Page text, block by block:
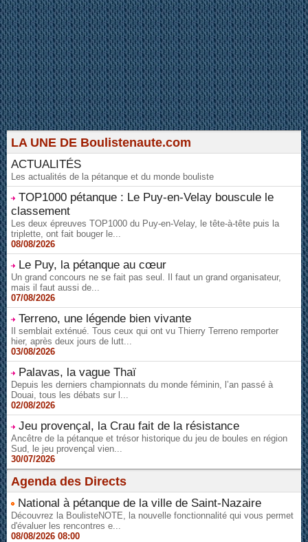
LA UNE DE Boulistenaute.com
ACTUALITÉS
Les actualités de la pétanque et du monde bouliste
TOP1000 pétanque : Le Puy-en-Velay bouscule le
classement
Les deux épreuves TOP1000 du Puy-en-Velay, le tête-à-tête puis la
triplette, ont fait bouger le...
08/08/2026
Le Puy, la pétanque au cœur
Un grand concours ne se fait pas seul. Il faut un grand organisateur,
mais il faut aussi de...
07/08/2026
Terreno, une légende bien vivante
Il semblait exténué. Tous ceux qui ont vu Thierry Terreno remporter
hier, après deux jours de lutt...
03/08/2026
Palavas, la vague Thaï
Depuis les derniers championnats du monde féminin, l’an passé à
Douai, tous les débats sur l...
02/08/2026
Jeu provençal, la Crau fait de la résistance
Ancêtre de la pétanque et trésor historique du jeu de boules en région
Sud, le jeu provençal vien...
30/07/2026
Agenda des Directs
National à pétanque de la ville de Saint-Nazaire
Découvrez la BoulisteNOTE, la nouvelle fonctionnalité qui vous permet
d'évaluer les rencontres e...
08/08/2026 08:00